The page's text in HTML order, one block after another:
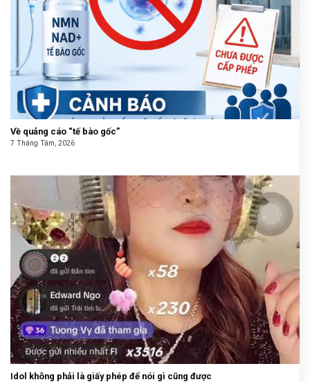
Về quảng cáo “tế bào gốc”
7 Tháng Tám, 2026
Idol không phải là giấy phép để nói gì cũng được